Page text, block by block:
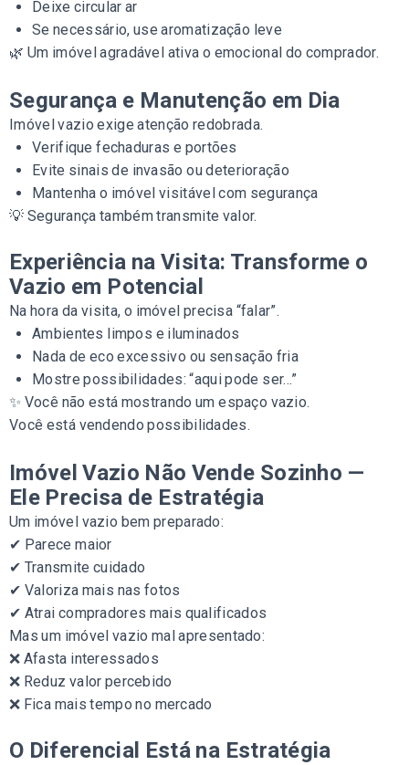
Deixe circular ar
Se necessário, use aromatização leve
🌿 Um imóvel agradável ativa o emocional do comprador.
Segurança e Manutenção em Dia
Imóvel vazio exige atenção redobrada.
Verifique fechaduras e portões
Evite sinais de invasão ou deterioração
Mantenha o imóvel visitável com segurança
💡 Segurança também transmite valor.
Experiência na Visita: Transforme o
Vazio em Potencial
Na hora da visita, o imóvel precisa “falar”.
Ambientes limpos e iluminados
Nada de eco excessivo ou sensação fria
Mostre possibilidades: “aqui pode ser…”
✨ Você não está mostrando um espaço vazio.
Você está vendendo possibilidades.
Imóvel Vazio Não Vende Sozinho —
Ele Precisa de Estratégia
Um imóvel vazio bem preparado:
✔ Parece maior
✔ Transmite cuidado
✔ Valoriza mais nas fotos
✔ Atrai compradores mais qualificados
Mas um imóvel vazio mal apresentado:
❌ Afasta interessados
❌ Reduz valor percebido
❌ Fica mais tempo no mercado
O Diferencial Está na Estratégia